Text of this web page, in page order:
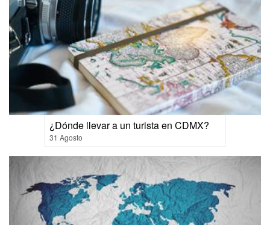
¿Dónde llevar a un turista en CDMX?
31 Agosto